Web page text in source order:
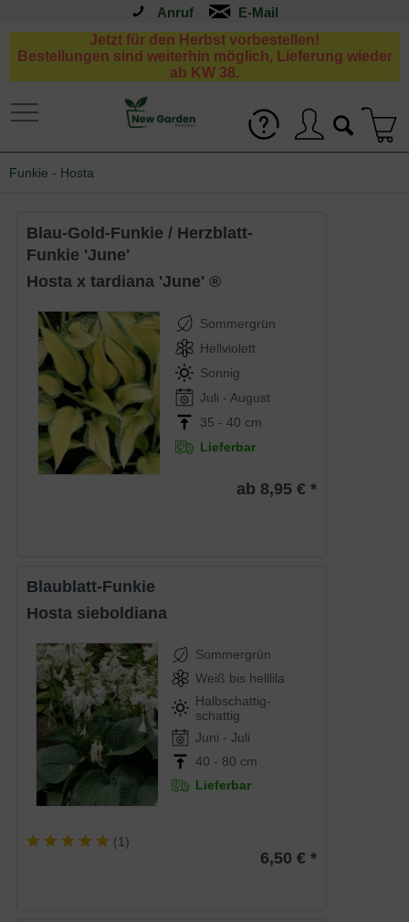
Anruf
Jetzt für den Herbst vorbestellen!
Bestellungen sind weiterhin möglich, Lieferung wieder
ab KW 38.
Funkie - Hosta
Blau-Gold-Funkie / Herzblatt-
Funkie 'June'
Hosta x tardiana 'June' ®
Sommergrün
Hellviolett
Sonnig
Juli - August
35 - 40 cm
Lieferbar
ab 8,95 € *
Blaublatt-Funkie
Hosta sieboldiana
Sommergrün
Weiß bis helllila
Halbschattig-
schattig
Juni - Juli
40 - 80 cm
Lieferbar
(1)
6,50 € *